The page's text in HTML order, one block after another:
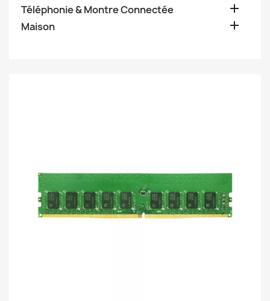
Téléphonie & Montre Connectée 
Maison 